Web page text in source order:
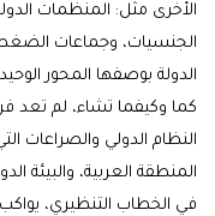
الأخرى مثل: المنظمات
الجنسيات، وجماعات الضغط
الدولة بوصفها المحور
كما وكيفما تشاء، لم تعد
النظام الدولي والصراعات
المنطقة العربية، والبيئة
في الخطاب التنظيري،